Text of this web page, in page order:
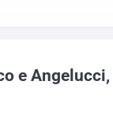
e